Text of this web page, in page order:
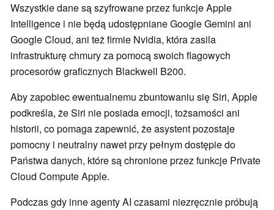
Wszystkie dane są szyfrowane przez funkcje Apple
Intelligence i nie będą udostępniane Google Gemini ani
Google Cloud, ani też firmie Nvidia, która zasila
infrastrukturę chmury za pomocą swoich flagowych
procesorów graficznych Blackwell B200.
Aby zapobiec ewentualnemu zbuntowaniu się Siri, Apple
podkreśla, że Siri nie posiada emocji, tożsamości ani
historii, co pomaga zapewnić, że asystent pozostaje
pomocny i neutralny nawet przy pełnym dostępie do
Państwa danych, które są chronione przez funkcje Private
Cloud Compute Apple.
Podczas gdy inne agenty AI czasami niezręcznie próbują